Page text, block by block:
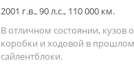
2001 г.в., 90 л.c., 110 000 км.
В отличном состоянии, кузов
коробки и ходовой в
сайлентблоки.